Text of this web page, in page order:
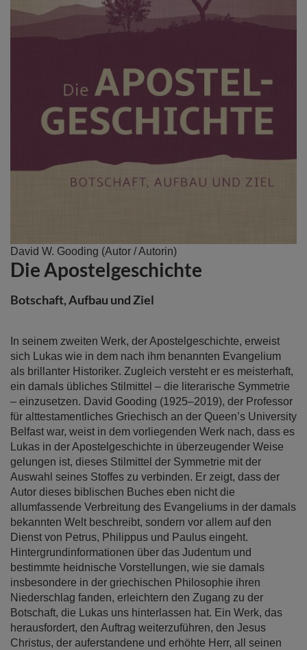
David W. Gooding (Autor / Autorin)
Die Apostelgeschichte
Botschaft, Aufbau und Ziel
In seinem zweiten Werk, der Apostelgeschichte, erweist
sich Lukas wie in dem nach ihm benannten Evangelium
als brillanter Historiker. Zugleich versteht er es meisterhaft,
ein damals übliches Stilmittel – die literarische Symmetrie
– einzusetzen. David Gooding (1925–2019), der Professor
für alttestamentliches Griechisch an der Queen’s University
Belfast war, weist in dem vorliegenden Werk nach, dass es
Lukas in der Apostelgeschichte in überzeugender Weise
gelungen ist, dieses Stilmittel der Symmetrie mit der
Auswahl seines Stoffes zu verbinden. Er zeigt, dass der
Autor dieses biblischen Buches eben nicht die
allumfassende Verbreitung des Evangeliums in der damals
bekannten Welt beschreibt, sondern vor allem auf den
Dienst von Petrus, Philippus und Paulus eingeht.
Hintergrundinformationen über das Judentum und
bestimmte heidnische Vorstellungen, wie sie damals
insbesondere in der griechischen Philosophie ihren
Niederschlag fanden, erleichtern den Zugang zu der
Botschaft, die Lukas uns hinterlassen hat. Ein Werk, das
herausfordert, den Auftrag weiterzuführen, den Jesus
Christus, der auferstandene und erhöhte Herr, all seinen
Zum
Anfang
der
Bildergalerie